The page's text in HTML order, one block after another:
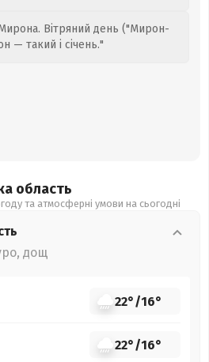
Вітряний день ("Мирон-
— такий і січень."
область
та атмосферні умови на сьогодні
дощ
22°/16°
22°/16°